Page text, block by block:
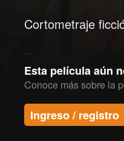
Cortometraje
Esta película aún
Conoce más sobre la
Ingreso / registro